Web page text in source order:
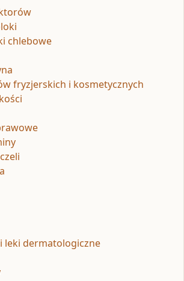
chlebowe
fryzjerskich i kosmetycznych
leki dermatologiczne